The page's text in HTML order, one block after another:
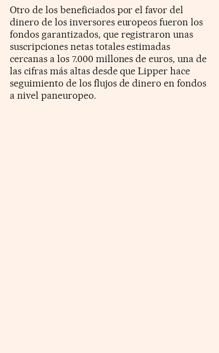
Otro de los beneficiados por el favor del
dinero de los inversores europeos fueron los
fondos garantizados, que registraron unas
suscripciones netas totales estimadas
cercanas a los 7.000 millones de euros, una de
las cifras más altas desde que Lipper hace
seguimiento de los flujos de dinero en fondos
a nivel paneuropeo.